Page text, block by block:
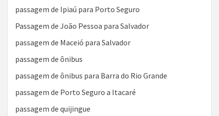
passagem de Ipiaú para Porto Seguro
Passagem de João Pessoa para Salvador
passagem de Maceió para Salvador
passagem de ônibus
passagem de ônibus para Barra do Rio Grande
passagem de Porto Seguro a Itacaré
passagem de quijingue